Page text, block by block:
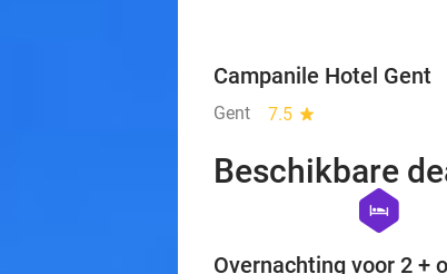
Campanile Hotel Gent
Gent 7.5 star
Beschikbare
hexagon
hotel
Overnachting voor 2 +